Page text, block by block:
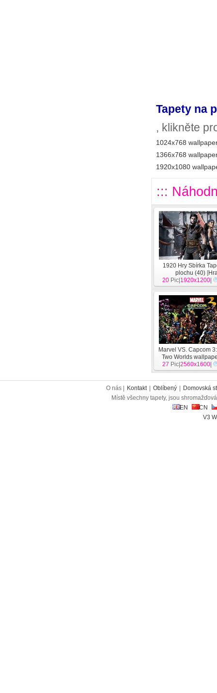
Tapety na
, klikněte
1024x768
1366x768
1920x1080
:::
1920 Hry Sbírka
plochu (40) [
20 Pic| 1920x1200
Marvel VS. Capcom
Two Worlds
herní[Hra]
27 Pic|2560x1600
O nás | Kontakt Oblíbený
Domovská
Místě všechny tapety, jsou
EN
CN
V3